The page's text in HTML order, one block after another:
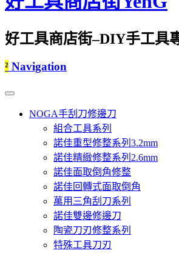
好工具商店街–DIY手工具
² Navigation
NOGA手刮刀修邊刀
組合工具系列
諾佳重型修整系列3.2mm
諾佳精緻修整系列2.6mm
諾佳面取倒角修整
諾佳回轉式面取倒角
萬用三角刮刀系列
諾佳雙邊修邊刀
陶瓷刀刃修整系列
特殊工具刀刃